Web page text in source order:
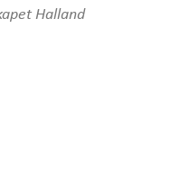
Halland